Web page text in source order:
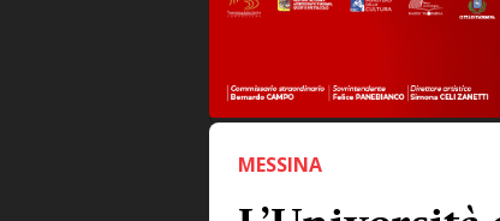
MESSINA